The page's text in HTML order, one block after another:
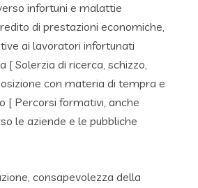
infortuni e malattie
di prestazioni economiche,
ai lavoratori infortunati
[ Solerzia di ricerca, schizzo,
con materia di tempra e
[ Percorsi formativi, anche
le aziende e le pubbliche
consapevolezza della